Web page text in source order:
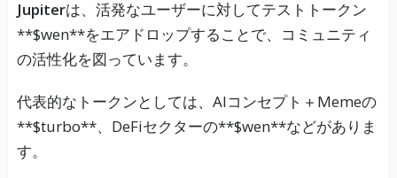
Jupiterは、活発なユーザーに対してテストトークン
**$wen**をエアドロップすることで、コミュニティ
の活性化を図っています。
代表的なトークンとしては、AIコンセプト＋Memeの
**$turbo**、DeFiセクターの**$wen**などがありま
す。